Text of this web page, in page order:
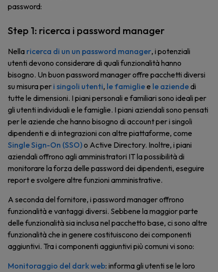
password:
Step 1: ricerca i password manager
Nella ricerca di un un password manager, i potenziali
utenti devono considerare di quali funzionalità hanno
bisogno. Un buon password manager offre pacchetti diversi
su misura per i singoli utenti, le famigliee le aziendedi
tutte le dimensioni. I piani personali e familiari sono ideali per
gli utenti individuali e le famiglie. I piani aziendali sono pensati
per le aziende che hanno bisogno di account per i singoli
dipendenti e di integrazioni con altre piattaforme, come
Single Sign-On (SSO)o Active Directory. Inoltre, i piani
aziendali offrono agli amministratori IT la possibilità di
monitorare la forza delle password dei dipendenti, eseguire
report e svolgere altre funzioni amministrative.
A seconda del fornitore, i password manager offrono
funzionalità e vantaggi diversi. Sebbene la maggior parte
delle funzionalità sia inclusa nel pacchetto base, ci sono altre
funzionalità che in genere costituiscono dei componenti
aggiuntivi. Tra i componenti aggiuntivi più comuni vi sono:
Monitoraggio del dark web: informa gli utenti se le loro